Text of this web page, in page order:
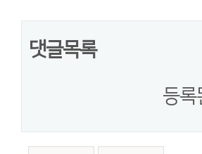
댓글목록
등록